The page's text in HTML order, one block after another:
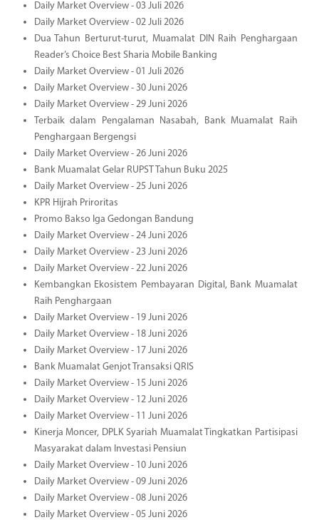
Daily Market Overview - 03 Juli 2026
Daily Market Overview - 02 Juli 2026
Dua Tahun Berturut-turut, Muamalat DIN Raih Penghargaan
Reader’s Choice Best Sharia Mobile Banking
Daily Market Overview - 01 Juli 2026
Daily Market Overview - 30 Juni 2026
Daily Market Overview - 29 Juni 2026
Terbaik dalam Pengalaman Nasabah, Bank Muamalat Raih
Penghargaan Bergengsi
Daily Market Overview - 26 Juni 2026
Bank Muamalat Gelar RUPST Tahun Buku 2025
Daily Market Overview - 25 Juni 2026
KPR Hijrah Priroritas
Promo Bakso Iga Gedongan Bandung
Daily Market Overview - 24 Juni 2026
Daily Market Overview - 23 Juni 2026
Daily Market Overview - 22 Juni 2026
Kembangkan Ekosistem Pembayaran Digital, Bank Muamalat
Raih Penghargaan
Daily Market Overview - 19 Juni 2026
Daily Market Overview - 18 Juni 2026
Daily Market Overview - 17 Juni 2026
Bank Muamalat Genjot Transaksi QRIS
Daily Market Overview - 15 Juni 2026
Daily Market Overview - 12 Juni 2026
Daily Market Overview - 11 Juni 2026
Kinerja Moncer, DPLK Syariah Muamalat Tingkatkan Partisipasi
Masyarakat dalam Investasi Pensiun
Daily Market Overview - 10 Juni 2026
Daily Market Overview - 09 Juni 2026
Daily Market Overview - 08 Juni 2026
Daily Market Overview - 05 Juni 2026